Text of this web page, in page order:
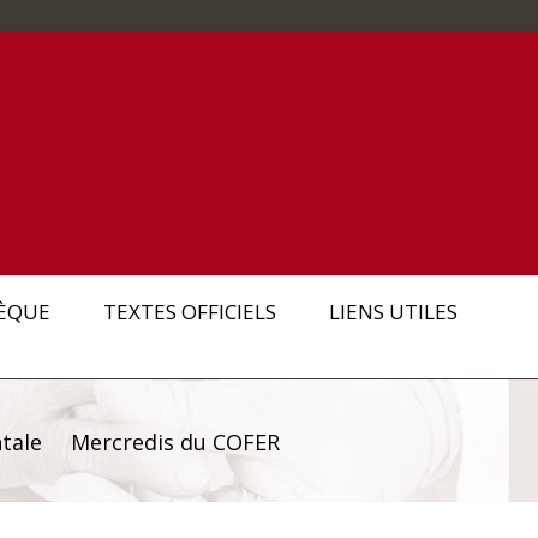
TEXTES OFFICIELS LIENS UTILES
Mercredis du COFER